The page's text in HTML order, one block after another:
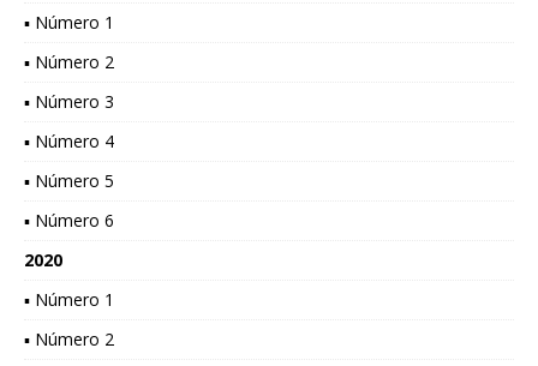
▪ Número 1
▪ Número 2
▪ Número 3
▪ Número 4
▪ Número 5
▪ Número 6
2020
▪ Número 1
▪ Número 2